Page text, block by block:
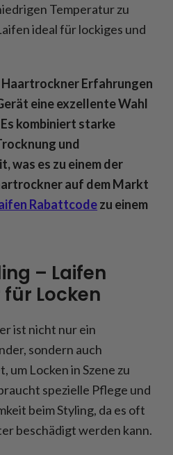
Temperatur zu
ideal für lockiges und
Erfahrungen
eine exzellente Wahl
kombiniert starke
und
was es zu einem der
auf dem Markt
Rabattcodezu einem
– Laifen
Locken
ist nicht nur ein
sondern auch
um Locken in Szene zu
spezielle Pflege und
beim Styling, da es oft
beschädigt werden kann.